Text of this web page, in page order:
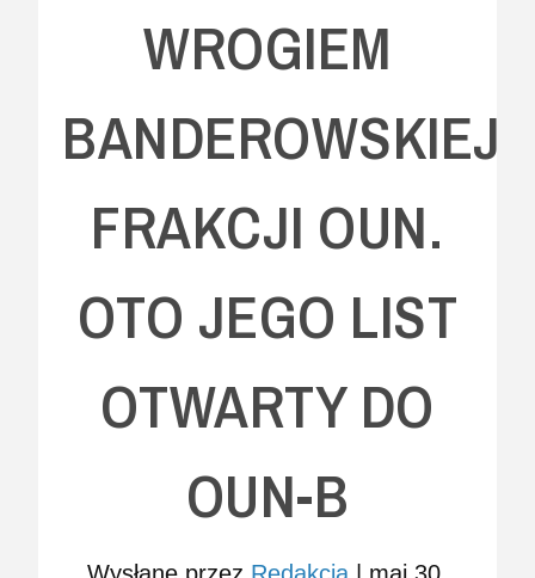
WROGIEM
BANDEROWSKIEJ
FRAKCJI OUN.
OTO JEGO LIST
OTWARTY DO
OUN-B